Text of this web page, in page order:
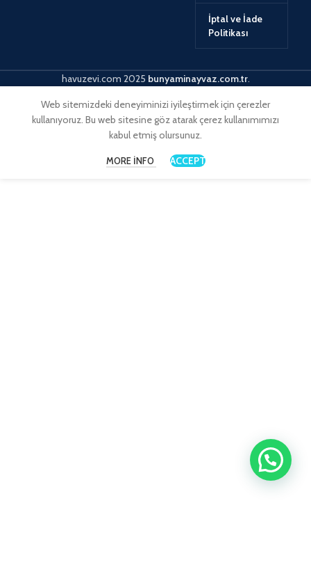
İptal ve İade
Politikası
havuzevi.com 2025 bunyaminayvaz.com.tr.
Web sitemizdeki deneyiminizi iyileştirmek için çerezler
kullanıyoruz. Bu web sitesine göz atarak çerez kullanımımızı
kabul etmiş olursunuz.
MORE INFO ACCEPT